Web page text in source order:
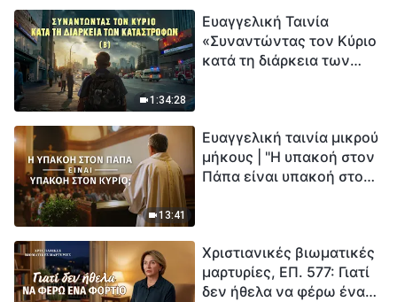
1:34:28
Ευαγγελική Ταινία
«Συναντώντας τον Κύριο
κατά τη διάρκεια των
εξαφάνισης». Οι
καταστροφές χτυπούν.
Ξεκινά η αντίστροφη
13:41
Ευαγγελική ταινία μικρού
μήκους | "Η υπακοή στον
Πάπα είναι υπακοή στον
Χριστιανικές βιωματικές
μαρτυρίες, ΕΠ. 577: Γιατί
δεν ήθελα να φέρω ένα